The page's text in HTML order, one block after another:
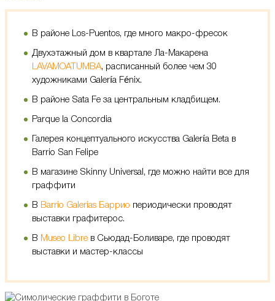
В районе Los-Puentos, где много макро-фресок
Двухэтажный дом в квартале Ла-Макарена
LAVAMOATUMBA, расписанный более чем 30
художниками Galería Fénix.
В районе Sata Fe за центральным кладбищем.
Parque la Concordia
Галерея концептуального искусства Galería Beta в
Barrio San Felipe
В магазине Skinny Universal, где можно найти все для
граффити
В Barrio Galerias Баррио периодически проводят
выставки графитерос.
В Museo Libre в Сьюдад-Боливаре, где проводят
выставки и мастер-классы